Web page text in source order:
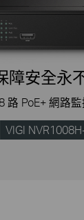
障安全永
VIGI
路 PoE+ 網路